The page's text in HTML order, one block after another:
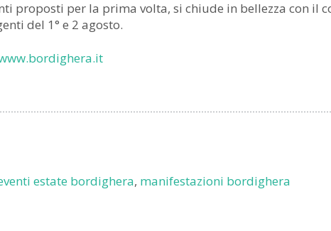
proposti per la prima volta, si chiude in bellezza con il
del 1° e 2 agosto.
estate bordighera, manifestazioni bordighera